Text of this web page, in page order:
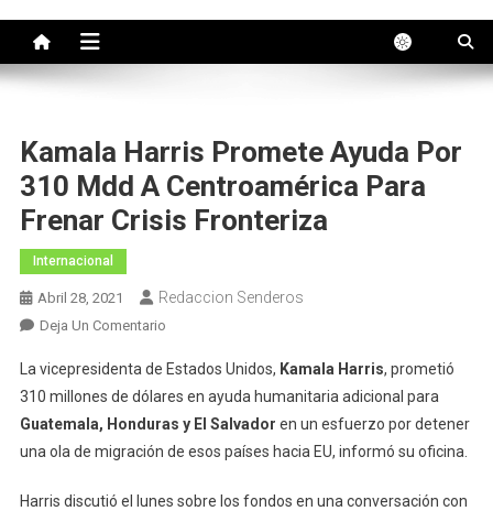
Kamala Harris Promete Ayuda Por
310 Mdd A Centroamérica Para
Frenar Crisis Fronteriza
Internacional
Abril 28, 2021 Redaccion Senderos
Deja Un ComentarioEn
Harris
Promete
Ayuda
Por
Mdd
La vicepresidenta de Estados Unidos, Kamala Harris, prometió
310 millones de dólares en ayuda humanitaria adicional para
Guatemala, Honduras y El Salvador en un esfuerzo por detener
una ola de migración de esos países hacia EU, informó su oficina.
Harris discutió el lunes sobre los fondos en una conversación con